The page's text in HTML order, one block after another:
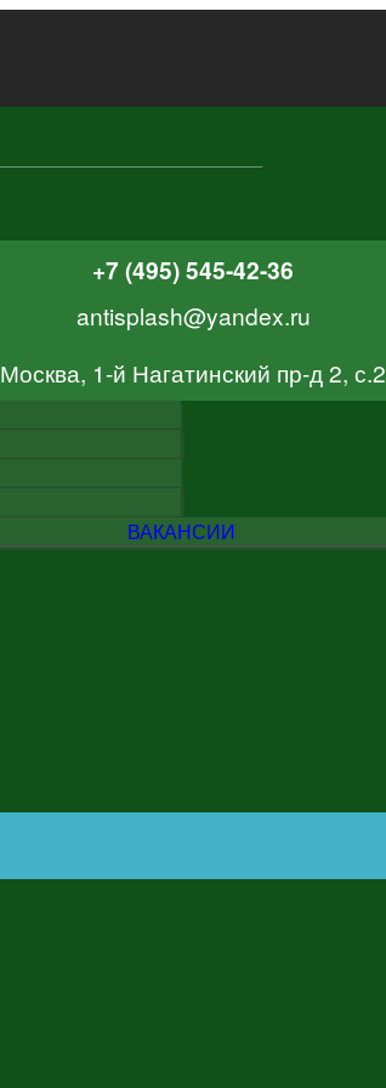
+7 (495) 545-42-36
antisplash@yandex.ru
Москва, 1-й Нагатинский пр-д 2, с.2
ВАКАНСИИ